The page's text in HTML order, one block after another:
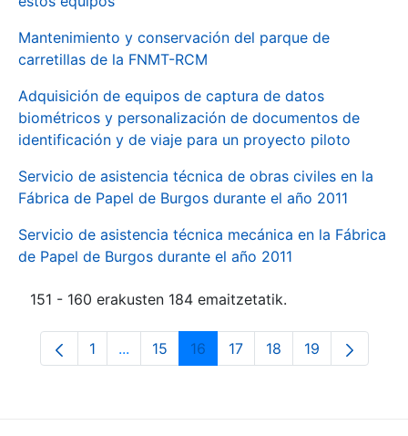
Mantenimiento y conservación del parque de
carretillas de la FNMT-RCM
Adquisición de equipos de captura de datos
biométricos y personalización de documentos de
identificación y de viaje para un proyecto piloto
Servicio de asistencia técnica de obras civiles en la
Fábrica de Papel de Burgos durante el año 2011
Servicio de asistencia técnica mecánica en la Fábrica
de Papel de Burgos durante el año 2011
151 - 160 erakusten 184 emaitzetatik.
Orrialdea
1 ...Intermediate Pages Use TAB to navigate.
Orrialdea
15 Orrialdea
16 Orrialdea
17 Orrialdea
18 Orrialdea
19